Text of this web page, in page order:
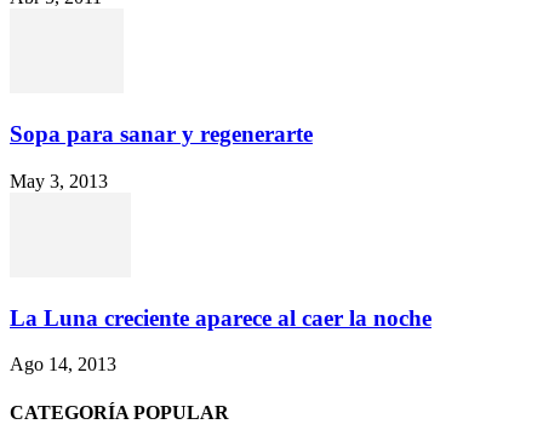
Sopa para sanar y regenerarte
May 3, 2013
La Luna creciente aparece al caer la noche
Ago 14, 2013
CATEGORÍA POPULAR